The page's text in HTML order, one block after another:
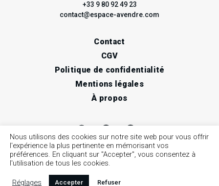
+33 9 80 92 49 23
contact@espace-avendre.com
Contact
CGV
Politique de confidentialité
Mentions légales
À propos
© 2026 espace à vendre / Art contemporain, Nice •
Nous utilisons des cookies sur notre site web pour vous offrir
l'expérience la plus pertinente en mémorisant vos
préférences. En cliquant sur "Accepter", vous consentez à
l'utilisation de tous les cookies.
Réglages Accepter Refuser